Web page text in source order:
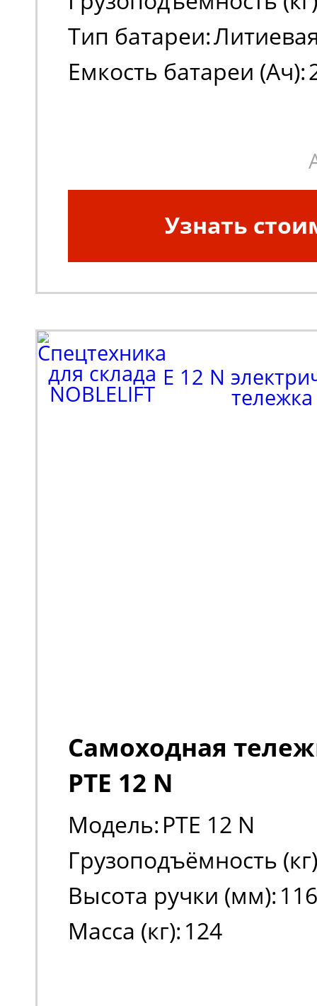
Тип батареи:
Емкость батареи (Ач):
Узнать
Самоходная
PTE 12 N
Модель: PTE 12 N
Грузоподъёмность
Высота ручки (мм):
Масса (кг): 124